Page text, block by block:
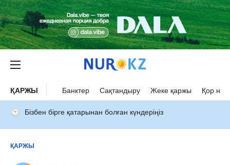
ҚАРЖЫ Банктер Сақтандыру Жеке қаржы Қор
Бізбен бірге қатарынан болған күндеріңіз
ҚАРЖЫ